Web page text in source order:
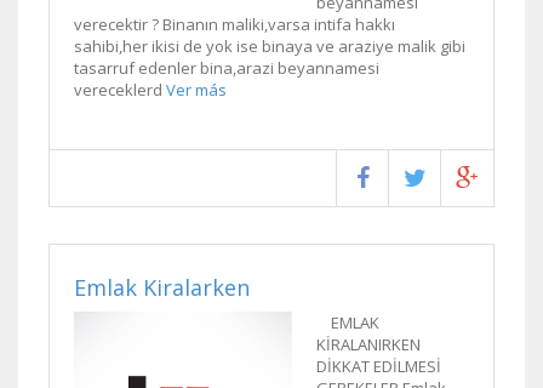
verecektir ? Binanın maliki,varsa intifa hakkı
sahibi,her ikisi de yok ise binaya ve araziye malik gibi
tasarruf edenler bina,arazi beyannamesi
vereceklerd Ver más
Emlak Kiralarken
EMLAK
KİRALANIRKEN
DİKKAT EDİLMESİ